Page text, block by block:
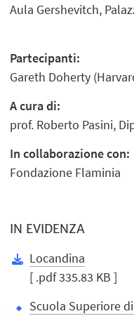
Aula Gershevitch,
Partecipanti:
Gareth Doherty
A cura di:
prof. Roberto Pasini,
In collaborazione con:
Fondazione Flaminia
IN EVIDENZA
Locandina
[ .pdf 335.83 KB ]
Scuola Superiore